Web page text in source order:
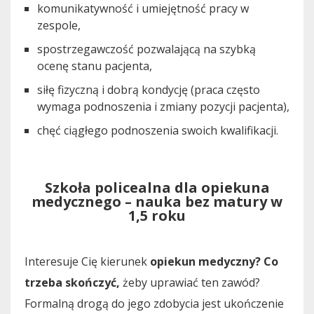
komunikatywność i umiejętność pracy w
zespole,
spostrzegawczość pozwalającą na szybką
ocenę stanu pacjenta,
siłę fizyczną i dobrą kondycję (praca często
wymaga podnoszenia i zmiany pozycji pacjenta),
chęć ciągłego podnoszenia swoich kwalifikacji.
Szkoła policealna dla opiekuna
medycznego – nauka bez matury w
1,5 roku
Interesuje Cię kierunek opiekun medyczny? Co
trzeba skończyć, żeby uprawiać ten zawód?
Formalną drogą do jego zdobycia jest ukończenie